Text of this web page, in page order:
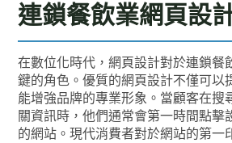
連鎖餐飲業網頁設
在數位化時代，網頁設計對於連鎖餐
鍵的角色。優質的網頁設計不僅可以
能增強品牌的專業形象。當顧客在搜
關資訊時，他們通常會第一時間點擊
的網站。現代消費者對於網站的第一